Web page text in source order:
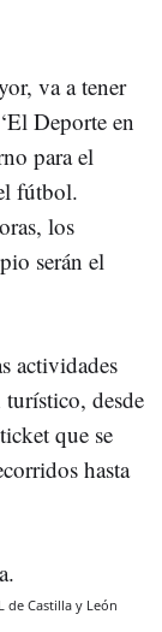
va a tener
Deporte en
para el
fútbol.
los
serán el
actividades
desde
que se
hasta
de Castilla y León